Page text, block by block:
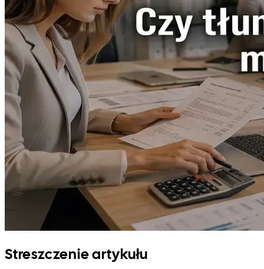
Streszczenie artykułu